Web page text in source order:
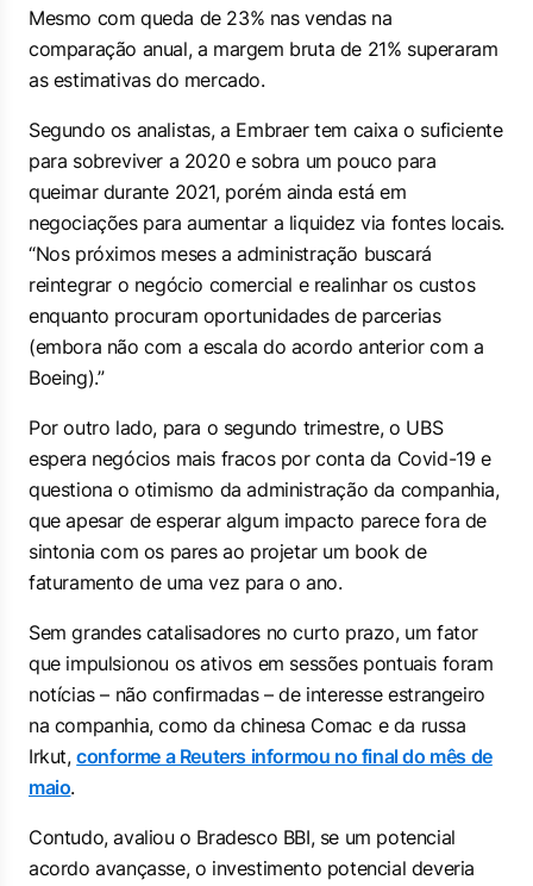
Mesmo com queda de 23% nas vendas na
comparação anual, a margem bruta de 21% superaram
as estimativas do mercado.
Segundo os analistas, a Embraer tem caixa o suficiente
para sobreviver a 2020 e sobra um pouco para
queimar durante 2021, porém ainda está em
negociações para aumentar a liquidez via fontes locais.
“Nos próximos meses a administração buscará
reintegrar o negócio comercial e realinhar os custos
enquanto procuram oportunidades de parcerias
(embora não com a escala do acordo anterior com a
Boeing).”
Por outro lado, para o segundo trimestre, o UBS
espera negócios mais fracos por conta da Covid-19 e
questiona o otimismo da administração da companhia,
que apesar de esperar algum impacto parece fora de
sintonia com os pares ao projetar um book de
faturamento de uma vez para o ano.
Sem grandes catalisadores no curto prazo, um fator
que impulsionou os ativos em sessões pontuais foram
notícias – não confirmadas – de interesse estrangeiro
na companhia, como da chinesa Comac e da russa
Irkut,conforme a Reuters informou no final do mês de
maio.
Contudo, avaliou o Bradesco BBI, se um potencial
acordo avançasse, o investimento potencial deveria